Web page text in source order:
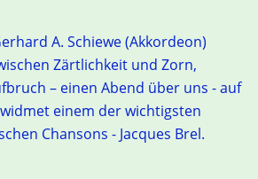
A. Schiewe (Akkordeon)
Zärtlichkeit und Zorn,
– einen Abend über uns - auf
einem der wichtigsten
Chansons - Jacques Brel.